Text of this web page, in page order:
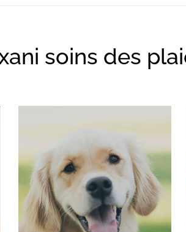
soins des